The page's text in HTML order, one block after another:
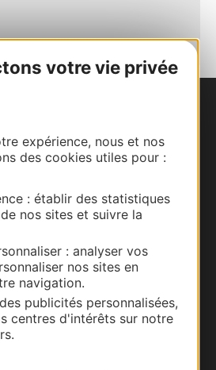
votre vie privée
expérience, nous et nos
des cookies utiles pour :
: établir des statistiques
nos sites et suivre la
: analyser vos
nos sites en
navigation.
publicités personnalisées,
centres d'intérêts sur notre